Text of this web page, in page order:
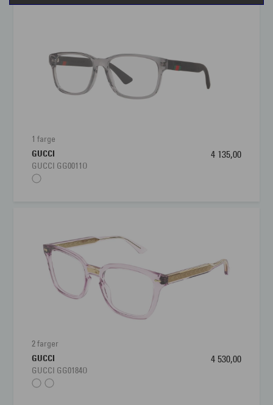
å bruke og samtidig gi deg klart syn i alle
situasjoner. Har du tenkt på at du bør ha ulike briller
til ulik bruk? Det er lurt å ha flere briller, som en
robust herrebrille til hverdags og en mer klassisk til
1 farge
GUCCI
GUCCI GG0011O
4 135,00
2 farger
GUCCI
GUCCI GG0184O
4 530,00